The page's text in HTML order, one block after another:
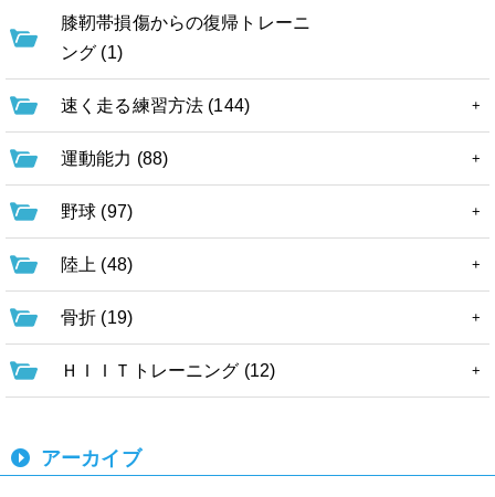
膝靭帯損傷からの復帰トレーニ
ング (1)
速く走る練習方法 (144)
運動能力 (88)
野球 (97)
陸上 (48)
骨折 (19)
ＨＩＩＴトレーニング (12)
アーカイブ